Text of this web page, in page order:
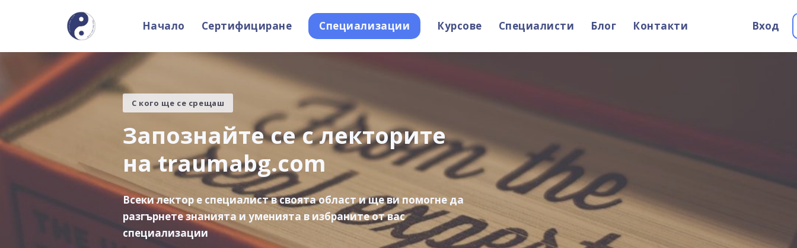
Начало Сертифициране Специализации Курсове Специалисти Блог Контакти Вход
С кого ще се срещаш
Запознайте се с лекторите
на traumabg.com
Всеки лектор е специалист в своята област и ще ви помогне да
разгърнете знанията и уменията в избраните от вас
специализации